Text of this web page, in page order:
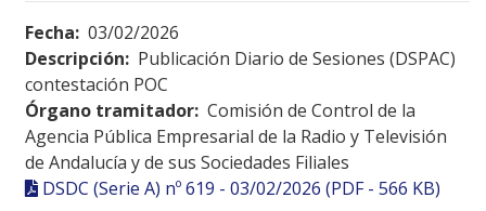
Fecha: 03/02/2026
Descripción: Publicación Diario de Sesiones (DSPAC)
contestación POC
Órgano tramitador: Comisión de Control de la
Agencia Pública Empresarial de la Radio y Televisión
de Andalucía y de sus Sociedades Filiales
DSDC (Serie A) nº 619 - 03/02/2026 (PDF - 566 KB)